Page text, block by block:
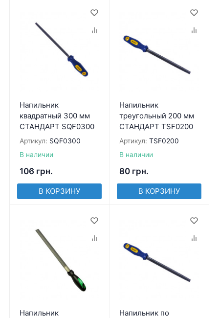
Напильник
квадратный 300 мм
СТАНДАРТ SQF0300
Артикул: SQF0300
В наличии
106 грн.
В КОРЗИНУ
Напильник
треугольный 200 мм
СТАНДАРТ TSF0200
Артикул: TSF0200
В наличии
80 грн.
В КОРЗИНУ
Напильник
Напильник по